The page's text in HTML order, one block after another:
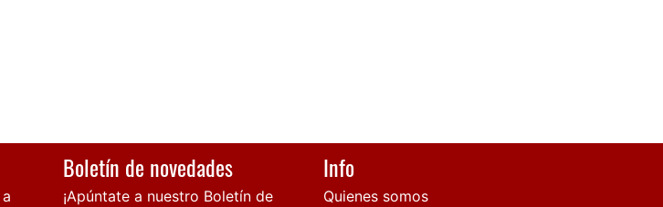
Boletín de novedades
¡Apúntate a nuestro Boletín de
Info
Quienes somos